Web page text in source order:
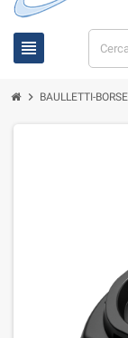
view_headline
chevron_right BAULLETTI-